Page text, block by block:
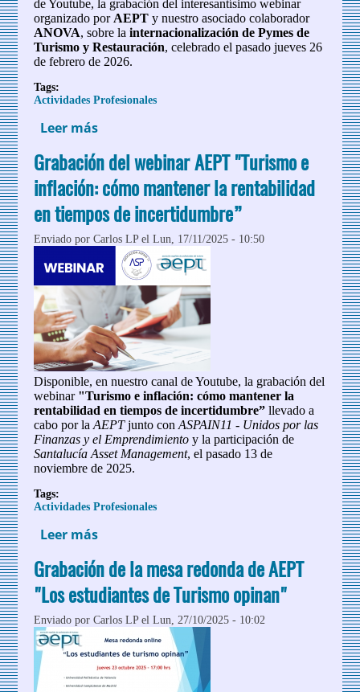
de Youtube, la grabación del interesantísimo webinar
organizado por AEPTy nuestro asociado colaborador
ANOVA, sobre lainternacionalización de Pymes de
Turismo y Restauración, celebrado el pasado jueves 26
de febrero de 2026.
Tags:
Actividades Profesionales
Leer más
ANOA: Internacionalización de Pymes de
Turismo y Restauración
Grabación del webinar AEPT "Turismo e
inflación: cómo mantener la rentabilidad
en tiempos de incertidumbre”
Enviado porCarlos LPel Lun, 17/11/2025 - 10:50
Disponible, en nuestro canal de Youtube, la grabación del
webinar "Turismo e inflación: cómo mantener la
rentabilidad en tiempos de incertidumbre”llevado a
cabo por la AEPTjunto conASPAIN11 - Unidos por las
Finanzas y el Emprendimientoy la participación de
Santalucía Asset Management, el pasado 13 de
noviembre de 2025.
Tags:
Actividades Profesionales
Leer más
"Turismo e inflación: cómo mantener la
rentabilidad en tiempos de
incertidumbre”
Grabación de la mesa redonda de AEPT
"Los estudiantes de Turismo opinan"
Enviado porCarlos LPel Lun, 27/10/2025 - 10:02